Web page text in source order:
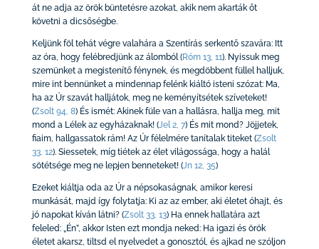
át ne adja az örök büntetésre azokat, akik nem akarták őt
követni a dicsőségbe.
Keljünk föl tehát végre valahára a Szentírás serkentő szavára: Itt
az óra, hogy felébredjünk az álomból(Róm 13, 11). Nyissuk meg
szemünket a megistenítő fénynek, és megdöbbent füllel halljuk,
mire int bennünket a mindennap felénk kiáltó isteni szózat: Ma,
ha az Úr szavát halljátok, meg ne keményítsétek szíveteket!
(Zsolt 94, 8)És ismét: Akinek füle van a hallásra, hallja meg, mit
mond a Lélek az egyházaknak! (Jel 2, 7)És mit mond? Jöjjetek,
fiaim, hallgassatok rám! Az Úr félelmére tanítalak titeket (Zsolt
33, 12). Siessetek, míg tiétek az élet világossága, hogy a halál
sötétsége meg ne lepjen benneteket! (Jn 12, 35)
Ezeket kiáltja oda az Úr a népsokaságnak, amikor keresi
munkását, majd így folytatja: Ki az az ember, aki életet óhajt, és
jó napokat kíván látni? (Zsolt 33, 13)Ha ennek hallatára azt
feleled: „Én”, akkor Isten ezt mondja neked: Ha igazi és örök
életet akarsz, tiltsd el nyelvedet a gonosztól, és ajkad ne szóljon